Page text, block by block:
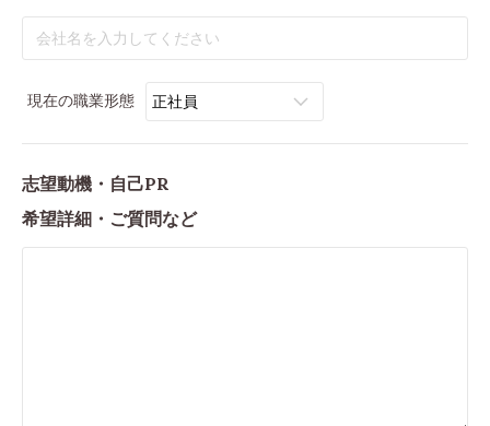
現在の職業形態
志望動機・自己PR
希望詳細・ご質問など